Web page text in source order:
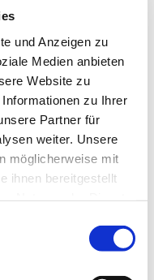
und Anzeigen zu
Medien anbieten
Website zu
zu Ihrer
Partner für
weiter. Unsere
möglicherweise mit
ihnen bereitgestellt